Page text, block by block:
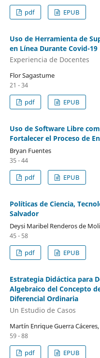
pdf
EPUB
Uso de Herramienta de
en Línea Durante Covid-19
Experiencia de Docentes
Flor Sagastume
21 - 34
pdf
EPUB
Uso de Software Libre
Fortalecer el Proceso de
Bryan Fuentes
35 - 44
pdf
EPUB
Políticas de Ciencia,
Salvador
Deysi Maribel Renderos de
45 - 58
pdf
EPUB
Estrategia Didáctica para
Algebraico del Concepto
Diferencial Ordinaria
Un Estudio de Casos
Martín Enrique Guerra
59 - 88
pdf
EPUB